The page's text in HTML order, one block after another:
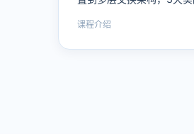
课程介绍